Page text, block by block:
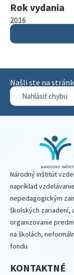
Rok vydania
2016
Našli ste na
Nahlásiť chybu
Národný inštitút
napríklad
nepedagogickým
školských zariadení,
organizovanie
na školách,
fondu.
KONTAKTNÉ